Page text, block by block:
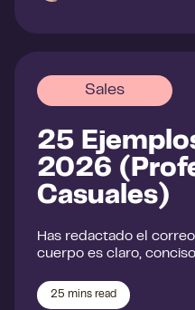
Sales
25
2026
Casuales)
Has redactado el
cuerpo es claro,
25 mins read